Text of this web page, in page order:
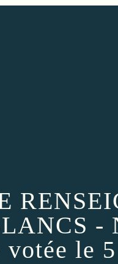
-
le